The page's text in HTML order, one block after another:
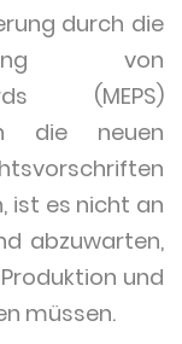
durch die
von
(MEPS)
die neuen
ist es nicht an
abzuwarten,
und
müssen.